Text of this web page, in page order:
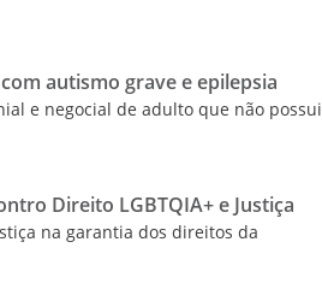
autismo grave e epilepsia
e negocial de adulto que não possui
Direito LGBTQIA+ e Justiça
na garantia dos direitos da